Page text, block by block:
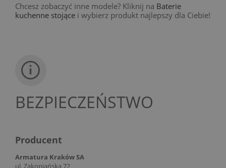
Chcesz zobaczyć inne modele? Kliknij na Baterie
kuchenne stojące i wybierz produkt najlepszy dla Ciebie!
BEZPIECZEŃSTWO
Producent
Armatura Kraków SA
ul. Zakopiańska 72